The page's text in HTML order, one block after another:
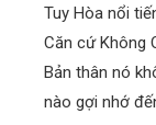
Tuy Hòa nổi
Căn cứ Không
Bản thân nó
nào gợi nhớ